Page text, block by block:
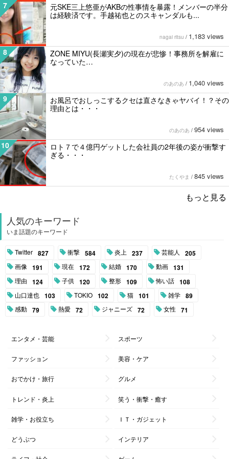
7
元SKE三上悠亜がAKBの性事情を暴露！メンバーの半分
は経験済です。手越祐也とのスキャンダルも...
nagai ritsu / 1,183 views
8
ZONE MIYU(長瀬実夕)の現在が悲惨！事務所を解雇に
なっていた…
のあのあ / 1,040 views
9
お風呂でおしっこするクセは直さなきゃヤバイ！？その
理由とは・・・
のあのあ / 954 views
10
ロト７で４億円ゲットした会社員の2年後の姿が衝撃す
ぎる・・・
たくやま / 845 views
もっと見る
人気のキーワード
いま話題のキーワード
Twitter 827 衝撃 584 炎上 237 芸能人 205
画像 191 現在 172 結婚 170 動画 131
理由 124 子供 120 整形 109 怖い話 108
山口達也 103 TOKIO 102 猫 101 雑学 89
感動 79 熱愛 72 ジャニーズ 72 女性 71
エンタメ・芸能 スポーツ
ファッション 美容・ケア
おでかけ・旅行 グルメ
トレンド・炎上 笑う・衝撃・癒す
雑学・お役立ち ＩＴ・ガジェット
どうぶつ インテリア